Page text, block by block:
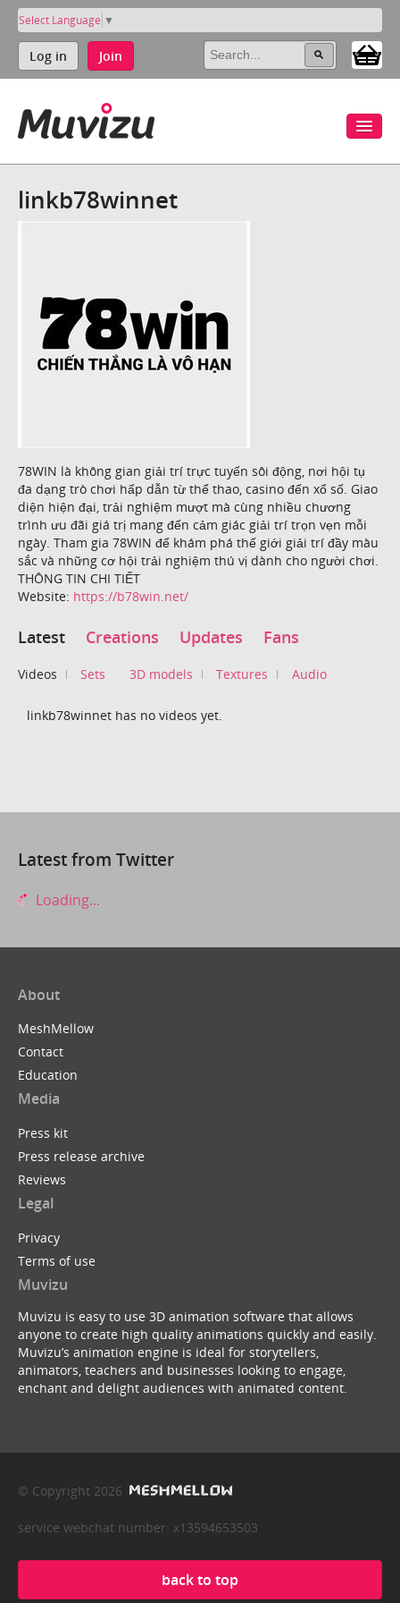
Select Language ▼
Log in Join
linkb78winnet
78WIN là không gian giải trí trực tuyến sôi động, nơi hội tụ
đa dạng trò chơi hấp dẫn từ thể thao, casino đến xổ số. Giao
diện hiện đại, trải nghiệm mượt mà cùng nhiều chương
trình ưu đãi giá trị mang đến cảm giác giải trí trọn vẹn mỗi
ngày. Tham gia 78WIN để khám phá thế giới giải trí đầy màu
sắc và những cơ hội trải nghiệm thú vị dành cho người chơi.
THÔNG TIN CHI TIẾT
Website: https://b78win.net/
Latest Creations Updates Fans
Videos Sets 3D models Textures Audio
linkb78winnet has no videos yet.
Latest from Twitter
Loading...
About
MeshMellow
Contact
Education
Media
Press kit
Press release archive
Reviews
Legal
Privacy
Terms of use
Muvizu
Muvizu is easy to use 3D animation software that allows
anyone to create high quality animations quickly and easily.
Muvizu’s animation engine is ideal for storytellers,
animators, teachers and businesses looking to engage,
enchant and delight audiences with animated content.
© Copyright 2026
service webchat number: x13594653503
back to top